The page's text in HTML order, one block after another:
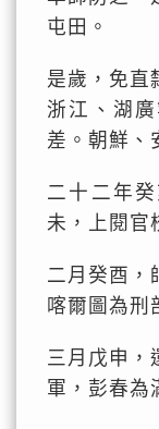
屯田。
是歲，免直
浙江、湖
差。朝鮮、
二十二年
未，上閱官
二月癸酉，
喀爾圖為刑
三月戊申，
軍，彭春為